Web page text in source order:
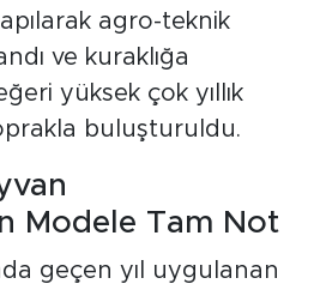
agro-teknik
ve kuraklığa
yüksek çok yıllık
buluşturuldu.
Modele Tam Not
geçen yıl uygulanan